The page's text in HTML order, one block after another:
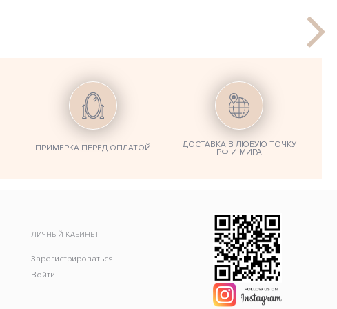
ПРИМЕРКА ПЕРЕД ОПЛАТОЙ ДОСТАВКА В ЛЮБУЮ ТОЧКУ
РФ И МИРА
ЛИЧНЫЙ КАБИНЕТ
Зарегистрироваться
Войти